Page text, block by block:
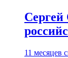
11 месяцев